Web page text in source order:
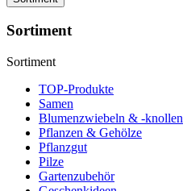
Sortiment
Sortiment
TOP-Produkte
Samen
Blumenzwiebeln & -knollen
Pflanzen & Gehölze
Pflanzgut
Pilze
Gartenzubehör